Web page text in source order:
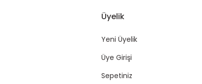
Üyelik
Yeni Üyelik
Üye Girişi
Sepetiniz